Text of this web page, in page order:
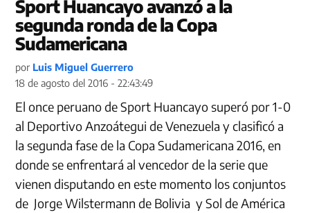
Sport Huancayo avanzó a la
segunda ronda de la Copa
Sudamericana
por Luis Miguel Guerrero
18 de agosto del 2016 - 22:43:49
El once peruano de Sport Huancayo superó por 1-0
al Deportivo Anzoátegui de Venezuela y clasificó a
la segunda fase de la Copa Sudamericana 2016, en
donde se enfrentará al vencedor de la serie que
vienen disputando en este momento los conjuntos
de Jorge Wilstermann de Bolivia y Sol de América